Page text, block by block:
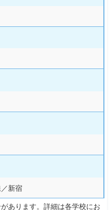
新宿
あります。詳細は各学校にお